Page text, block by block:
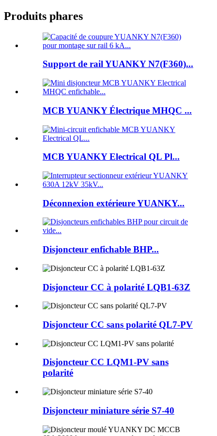
Produits phares
Support de rail YUANKY N7(F360)...
MCB YUANKY Électrique MHQC ...
MCB YUANKY Electrical QL Pl...
Déconnexion extérieure YUANKY...
Disjoncteur enfichable BHP...
Disjoncteur CC à polarité LQB1-63Z
Disjoncteur CC sans polarité QL7-PV
Disjoncteur CC LQM1-PV sans
polarité
Disjoncteur miniature série S7-40